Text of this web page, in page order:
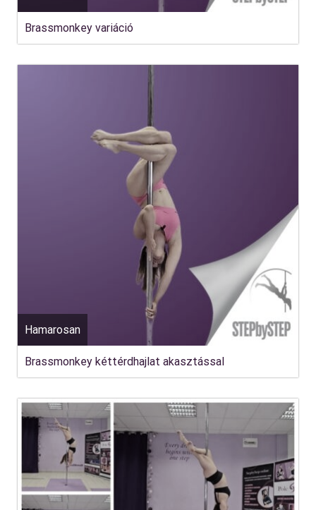
Brassmonkey variáció
Hamarosan
Brassmonkey kéttérdhajlat akasztással